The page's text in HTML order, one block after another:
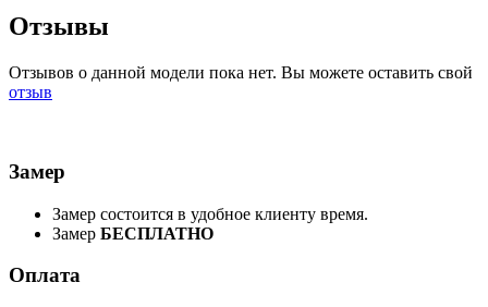
Отзывы
Отзывов о данной модели пока нет. Вы можете оставить свой
отзыв
Замер
Замер состоится в удобное клиенту время.
Замер БЕСПЛАТНО
Оплата